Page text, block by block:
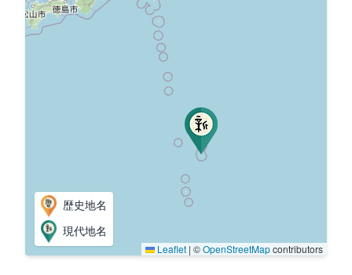
歴史地名
現代地名
Leaflet | ©OpenStreetMapcontributors